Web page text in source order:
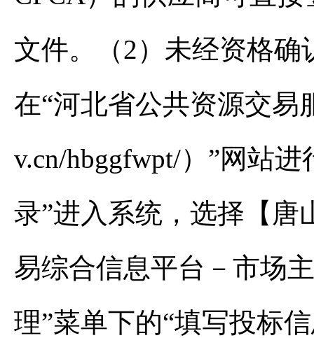
文件。（2）未经资格
在“河北省公共资源交易
v.cn/hbggfwpt/）”网站
录”进入系统，选择【唐
易综合信息平台－市场
理”菜单下的“填写投标